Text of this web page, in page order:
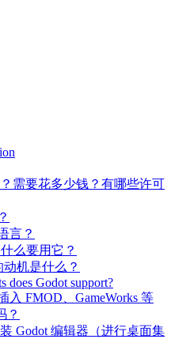
需要花多少钱？有哪些许可
言？
么要用它？
机是什么？
does Godot support?
入 FMOD、GameWorks 等
？
Godot 编辑器（进行桌面集